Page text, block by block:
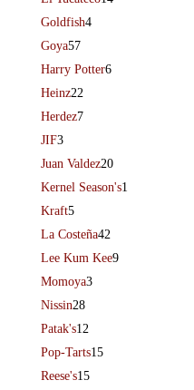
Goldfish4
Goya57
Harry Potter6
Heinz22
Herdez7
JIF3
Juan Valdez20
Kernel Season's1
Kraft5
La Costeña42
Lee Kum Kee9
Momoya3
Nissin28
Patak's12
Pop-Tarts15
Reese's15